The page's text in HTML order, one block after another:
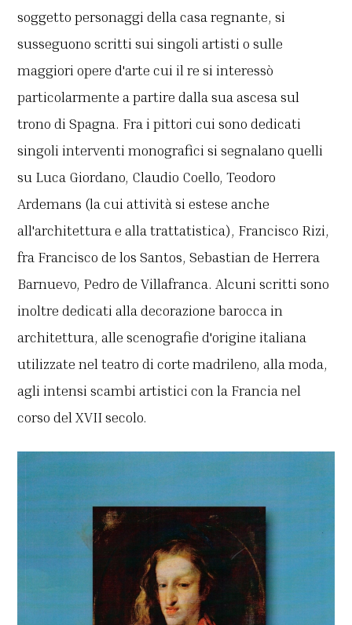
soggetto personaggi della casa regnante, si
susseguono scritti sui singoli artisti o sulle
maggiori opere d'arte cui il re si interessò
particolarmente a partire dalla sua ascesa sul
trono di Spagna. Fra i pittori cui sono dedicati
singoli interventi monografici si segnalano quelli
su Luca Giordano, Claudio Coello, Teodoro
Ardemans (la cui attività si estese anche
all'architettura e alla trattatistica), Francisco Rizi,
fra Francisco de los Santos, Sebastian de Herrera
Barnuevo, Pedro de Villafranca. Alcuni scritti sono
inoltre dedicati alla decorazione barocca in
architettura, alle scenografie d'origine italiana
utilizzate nel teatro di corte madrileno, alla moda,
agli intensi scambi artistici con la Francia nel
corso del XVII secolo.